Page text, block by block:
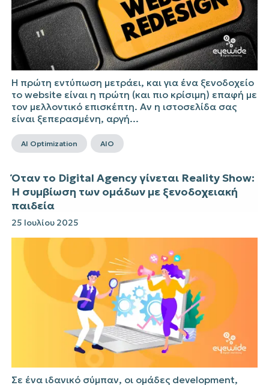
Η πρώτη εντύπωση μετράει, και για ένα ξενοδοχείο
το website είναι η πρώτη (και πιο κρίσιμη) επαφή με
τον μελλοντικό επισκέπτη. Αν η ιστοσελίδα σας
είναι ξεπερασμένη, αργή...
AI Optimization AIO
Όταν το Digital Agency γίνεται Reality Show:
Η συμβίωση των ομάδων με ξενοδοχειακή
παιδεία
25 Ιουλίου 2025
Σε ένα ιδανικό σύμπαν, οι ομάδες development,